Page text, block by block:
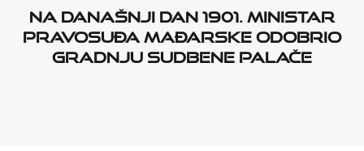
Na današnji dan 1901. ministar
pravosuđa Mađarske odobrio
gradnju Sudbene palače